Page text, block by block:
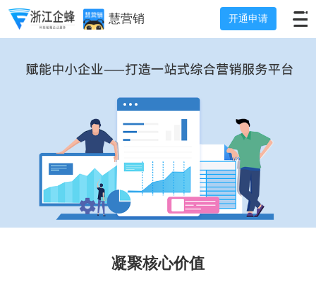
慧营销 开通申请
凝聚核心价值